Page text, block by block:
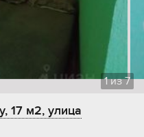
1из7
17 м2, улица